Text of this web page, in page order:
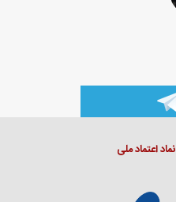
نماد اعتماد ملی